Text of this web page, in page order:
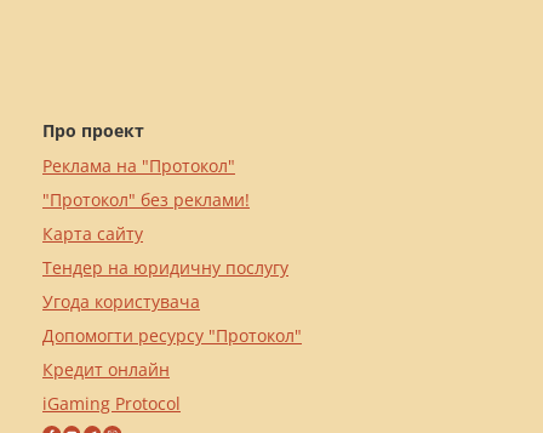
Про проект
Реклама на "Протокол"
"Протокол" без реклами!
Карта сайту
Тендер на юридичну послугу
Угода користувача
Допомогти ресурсу "Протокол"
Кредит онлайн
iGaming Protocol